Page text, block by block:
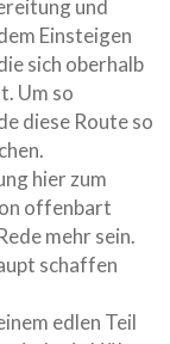
und
Einsteigen
sich oberhalb
Um so
diese Route so
hier zum
offenbart
mehr sein.
schaffen
edlen Teil